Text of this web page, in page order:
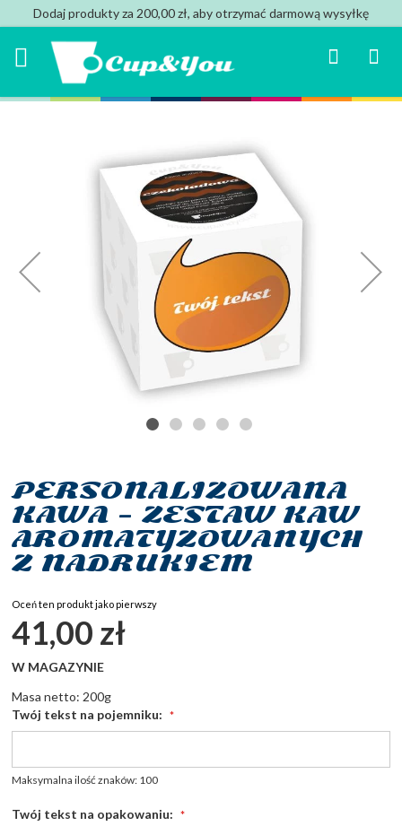
Dodaj produkty za 200,00 zł, aby otrzymać darmową wysyłkę
Mój
Search
PERSONALIZOWANA
KAWA – ZESTAW KAW
AROMATYZOWANYCH
Z NADRUKIEM
Oceń ten produkt jako pierwszy
41,00 zł
W MAGAZYNIE
Masa netto: 200g
Twój tekst na pojemniku:
Maksymalna ilość znaków: 100
Twój tekst na opakowaniu:
Przejdź
na
początek
galerii